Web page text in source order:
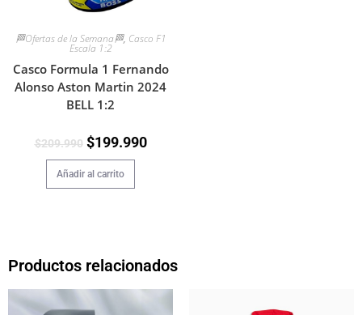
🏁Ofertas de la Semana🏁, Casco F1
Escala 1:2
Casco Formula 1 Fernando
Alonso Aston Martin 2024
BELL 1:2
$209.990 $199.990
Añadir al carrito
Productos relacionados